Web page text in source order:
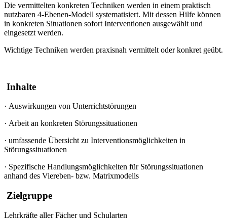
Die vermittelten konkreten Techniken werden in einem praktisch
nutzbaren 4-Ebenen-Modell systematisiert. Mit dessen Hilfe können
in konkreten Situationen sofort Interventionen ausgewählt und
eingesetzt werden.
Wichtige Techniken werden praxisnah vermittelt oder konkret geübt.
Inhalte
· Auswirkungen von Unterrichtstörungen
· Arbeit an konkreten Störungssituationen
· umfassende Übersicht zu Interventionsmöglichkeiten in
Störungssituationen
· Spezifische Handlungsmöglichkeiten für Störungssituationen
anhand des Viereben- bzw. Matrixmodells
Zielgruppe
Lehrkräfte aller Fächer und Schularten